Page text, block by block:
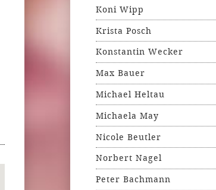
Koni Wipp
Krista Posch
Konstantin Wecker
Max Bauer
Michael Heltau
Michaela May
Nicole Beutler
Norbert Nagel
Peter Bachmann